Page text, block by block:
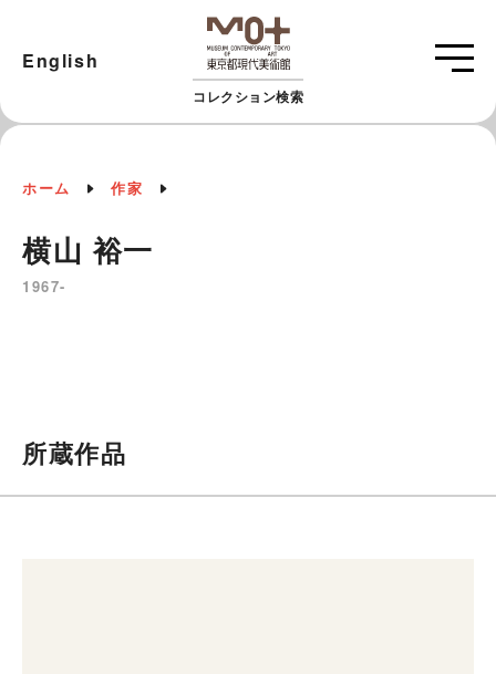
コレクション検索
English
ホーム 作家
横山 裕一
1967-
所蔵作品